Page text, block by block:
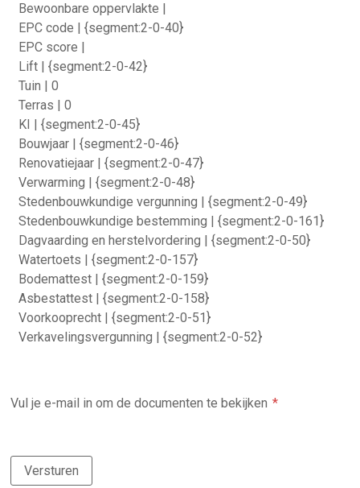
Bewoonbare oppervlakte |
EPC code | {segment:2-0-40}
EPC score |
Lift | {segment:2-0-42}
Tuin | 0
Terras | 0
KI | {segment:2-0-45}
Bouwjaar | {segment:2-0-46}
Renovatiejaar | {segment:2-0-47}
Verwarming | {segment:2-0-48}
Stedenbouwkundige vergunning | {segment:2-0-49}
Stedenbouwkundige bestemming | {segment:2-0-161}
Dagvaarding en herstelvordering | {segment:2-0-50}
Watertoets | {segment:2-0-157}
Bodemattest | {segment:2-0-159}
Asbestattest | {segment:2-0-158}
Voorkooprecht | {segment:2-0-51}
Verkavelingsvergunning | {segment:2-0-52}
Vul je e-mail in om de documenten te bekijken
Versturen